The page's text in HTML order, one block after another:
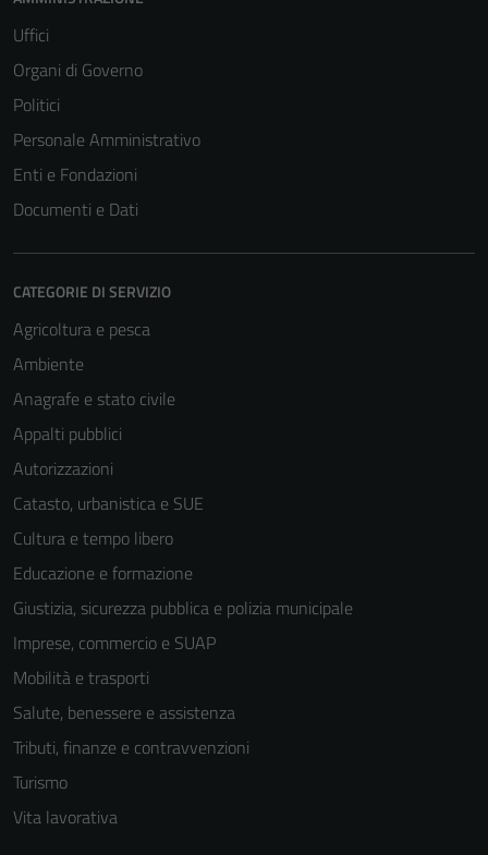
Uffici
Organi di Governo
Politici
Personale Amministrativo
Enti e Fondazioni
Documenti e Dati
CATEGORIE DI SERVIZIO
Agricoltura e pesca
Ambiente
Anagrafe e stato civile
Appalti pubblici
Autorizzazioni
Catasto, urbanistica e SUE
Cultura e tempo libero
Educazione e formazione
Giustizia, sicurezza pubblica e polizia municipale
Imprese, commercio e SUAP
Mobilità e trasporti
Salute, benessere e assistenza
Tributi, finanze e contravvenzioni
Turismo
Vita lavorativa